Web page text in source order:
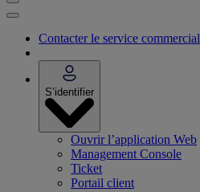
Contacter le service commercial
S’identifier
Ouvrir l’application Web
Management Console
Ticket
Portail client